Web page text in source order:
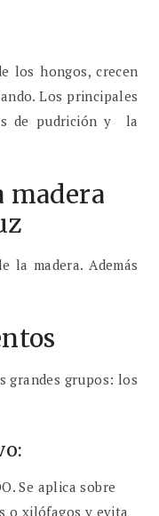
los hongos, crecen
Los principales
de pudrición y la
madera
la madera. Además
grandes grupos: los
Se aplica sobre
o xilófagos y evita